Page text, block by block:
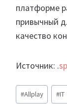
платформе
привычный
качество
Источник: .
Метки
записи:
#Allplay #IT